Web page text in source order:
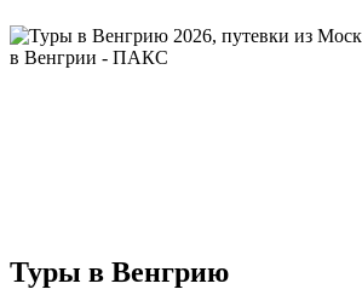
Туры в Венгрию